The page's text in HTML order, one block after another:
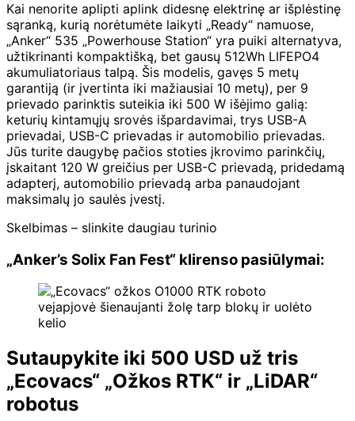
Kai nenorite aplipti aplink didesnę elektrinę ar išplėstinę
sąranką, kurią norėtumėte laikyti „Ready“ namuose,
„Anker“ 535 „Powerhouse Station“ yra puiki alternatyva,
užtikrinanti kompaktišką, bet gausų 512Wh LIFEPO4
akumuliatoriaus talpą. Šis modelis, gavęs 5 metų
garantiją (ir įvertinta iki mažiausiai 10 metų), per 9
prievado parinktis suteikia iki 500 W išėjimo galią:
keturių kintamųjų srovės išpardavimai, trys USB-A
prievadai, USB-C prievadas ir automobilio prievadas.
Jūs turite daugybę pačios stoties įkrovimo parinkčių,
įskaitant 120 W greičius per USB-C prievadą, pridedamą
adapterį, automobilio prievadą arba panaudojant
maksimalų jo saulės įvestį.
Skelbimas – slinkite daugiau turinio
„Anker’s Solix Fan Fest“ klirenso pasiūlymai:
Sutaupykite iki 500 USD už tris
„Ecovacs“ „Ožkos RTK“ ir „LiDAR“
robotus